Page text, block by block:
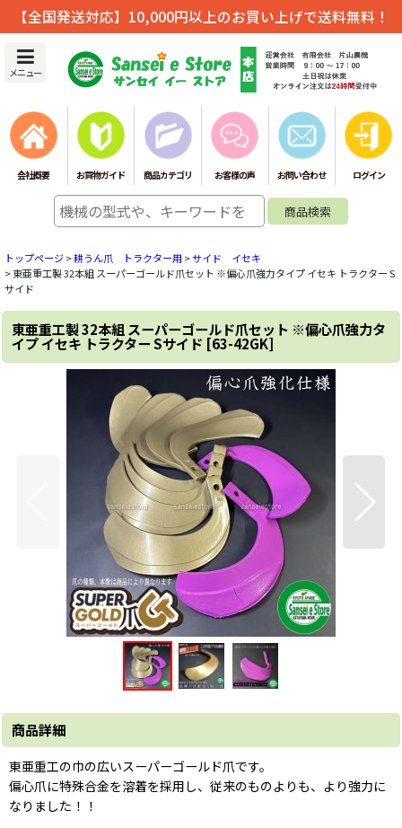
【全国発送対応】10,000円以上のお買い上げで送料無料！
メニュー
会社概要 お買物ガイド 商品カテゴリ お客様の声 お問い合わせ ログイン
トップページ>耕うん爪 トラクター用 >サイド イセキ
>東亜重工製 32本組 スーパーゴールド爪セット ※偏心爪強力タイプ イセキ トラクター S
サイド
東亜重工製 32本組 スーパーゴールド爪セット ※偏心爪強力タ
イプ イセキ トラクター Sサイド [63-42GK]
商品詳細
東亜重工の巾の広いスーパーゴールド爪です。
偏心爪に特殊合金を溶着を採用し、従来のものよりも、より強力に
なりました！！